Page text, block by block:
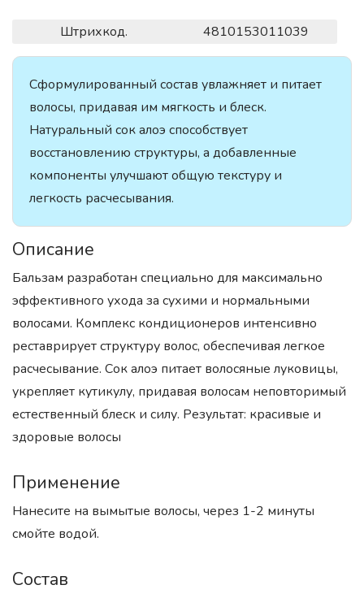
Штрихкод. 4810153011039
Сформулированный состав увлажняет и питает
волосы, придавая им мягкость и блеск.
Натуральный сок алоэ способствует
восстановлению структуры, а добавленные
компоненты улучшают общую текстуру и
легкость расчесывания.
Описание
Бальзам разработан специально для максимально
эффективного ухода за сухими и нормальными
волосами. Комплекс кондиционеров интенсивно
реставрирует структуру волос, обеспечивая легкое
расчесывание. Сок алоэ питает волосяные луковицы,
укрепляет кутикулу, придавая волосам неповторимый
естественный блеск и силу. Результат: красивые и
здоровые волосы
Применение
Нанесите на вымытые волосы, через 1-2 минуты
смойте водой.
Состав